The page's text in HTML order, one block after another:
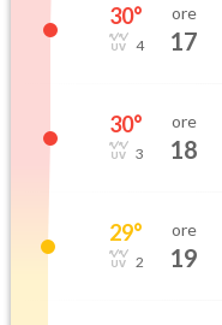
30°
4
ore
17
30°
3
ore
18
29°
2
ore
19